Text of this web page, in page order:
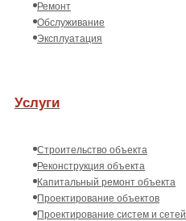
Ремонт
Обслуживание
Эксплуатация
Услуги
Строительство объекта
Реконструкция объекта
Капитальный ремонт объекта
Проектирование объектов
Проектирование систем и сетей